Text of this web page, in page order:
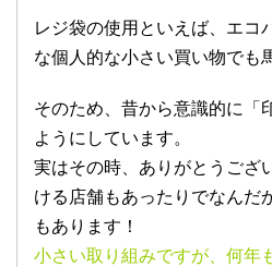
レジ袋の使用といえば、エコ
な個人的な小さい買い物でも
そのため、昔から意識的に「
ようにしています。
実はその時、ありがとうござ
ける店舗もあったりでなんだ
もあります！
小さい取り組みですが、何年